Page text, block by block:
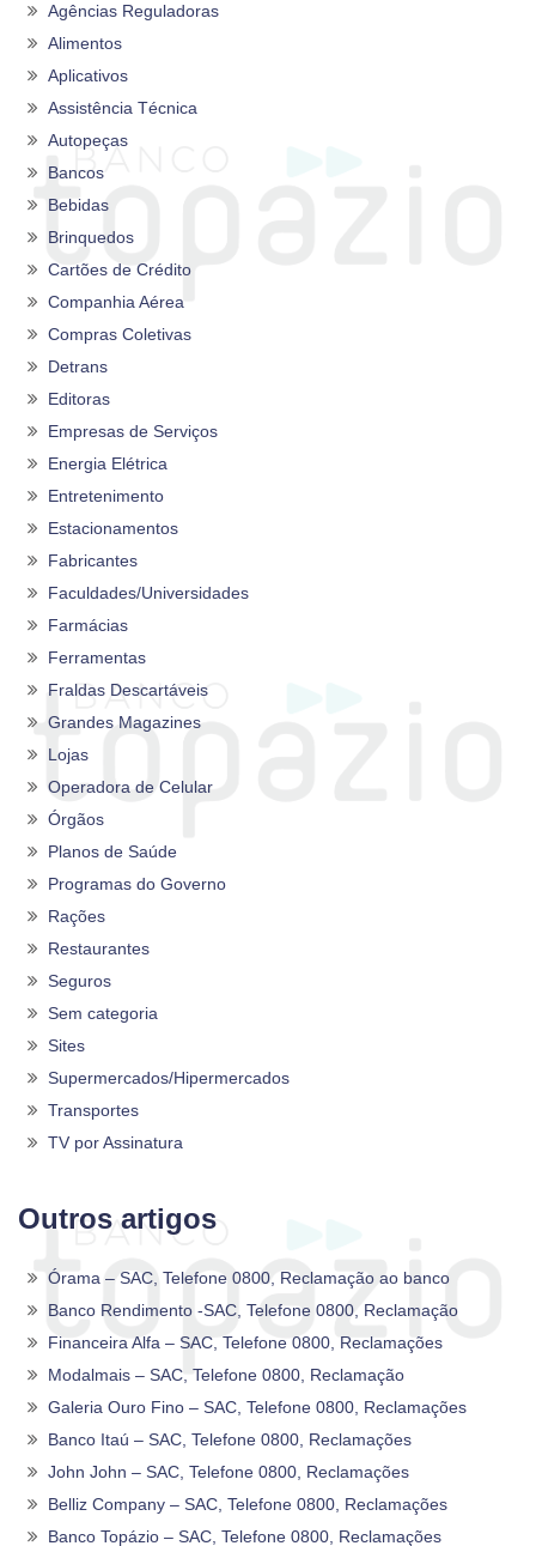
Agências Reguladoras
Alimentos
Aplicativos
Assistência Técnica
Autopeças
Bancos
Bebidas
Brinquedos
Cartões de Crédito
Companhia Aérea
Compras Coletivas
Detrans
Editoras
Empresas de Serviços
Energia Elétrica
Entretenimento
Estacionamentos
Fabricantes
Faculdades/Universidades
Farmácias
Ferramentas
Fraldas Descartáveis
Grandes Magazines
Lojas
Operadora de Celular
Órgãos
Planos de Saúde
Programas do Governo
Rações
Restaurantes
Seguros
Sem categoria
Sites
Supermercados/Hipermercados
Transportes
TV por Assinatura
Outros artigos
Órama – SAC, Telefone 0800, Reclamação ao banco
Banco Rendimento -SAC, Telefone 0800, Reclamação
Financeira Alfa – SAC, Telefone 0800, Reclamações
Modalmais – SAC, Telefone 0800, Reclamação
Galeria Ouro Fino – SAC, Telefone 0800, Reclamações
Banco Itaú – SAC, Telefone 0800, Reclamações
John John – SAC, Telefone 0800, Reclamações
Belliz Company – SAC, Telefone 0800, Reclamações
Banco Topázio – SAC, Telefone 0800, Reclamações